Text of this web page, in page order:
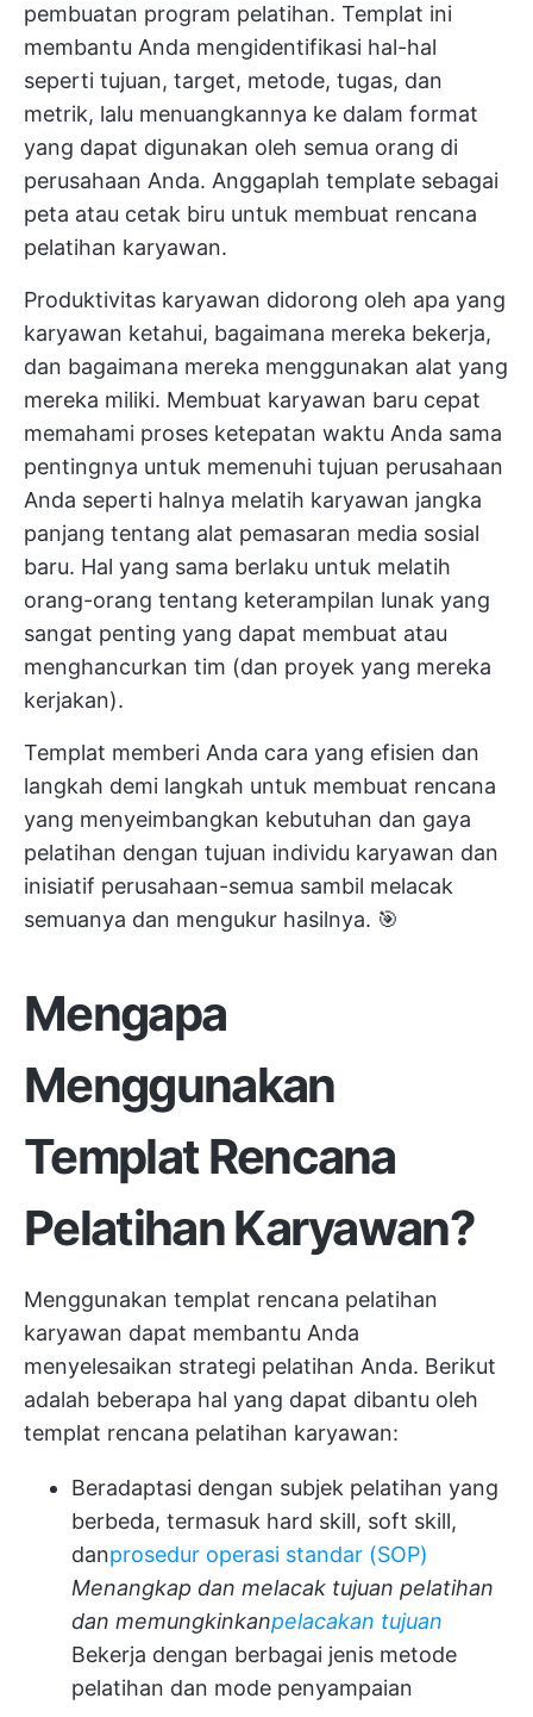
pembuatan program pelatihan. Templat ini
membantu Anda mengidentifikasi hal-hal
seperti tujuan, target, metode, tugas, dan
metrik, lalu menuangkannya ke dalam format
yang dapat digunakan oleh semua orang di
perusahaan Anda. Anggaplah template sebagai
peta atau cetak biru untuk membuat rencana
pelatihan karyawan.
Produktivitas karyawan didorong oleh apa yang
karyawan ketahui, bagaimana mereka bekerja,
dan bagaimana mereka menggunakan alat yang
mereka miliki. Membuat karyawan baru cepat
memahami proses ketepatan waktu Anda sama
pentingnya untuk memenuhi tujuan perusahaan
Anda seperti halnya melatih karyawan jangka
panjang tentang alat pemasaran media sosial
baru. Hal yang sama berlaku untuk melatih
orang-orang tentang keterampilan lunak yang
sangat penting yang dapat membuat atau
menghancurkan tim (dan proyek yang mereka
kerjakan).
Templat memberi Anda cara yang efisien dan
langkah demi langkah untuk membuat rencana
yang menyeimbangkan kebutuhan dan gaya
pelatihan dengan tujuan individu karyawan dan
inisiatif perusahaan-semua sambil melacak
semuanya dan mengukur hasilnya. 🎯
Mengapa
Menggunakan
Templat Rencana
Pelatihan Karyawan?
Menggunakan templat rencana pelatihan
karyawan dapat membantu Anda
menyelesaikan strategi pelatihan Anda. Berikut
adalah beberapa hal yang dapat dibantu oleh
templat rencana pelatihan karyawan:
Beradaptasi dengan subjek pelatihan yang
berbeda, termasuk hard skill, soft skill,
danprosedur operasi standar (SOP)
Menangkap dan melacak tujuan pelatihan
dan memungkinkanpelacakan tujuan
Bekerja dengan berbagai jenis metode
pelatihan dan mode penyampaian